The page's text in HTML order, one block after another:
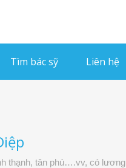
Tìm bác sỹ Liên hệ
thạnh, tân phú….vv, có lương